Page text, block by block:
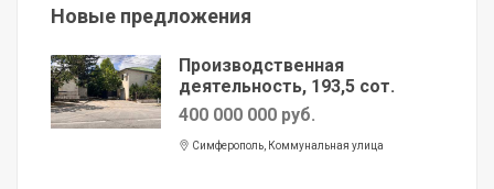
Новые предложения
Производственная
деятельность, 193,5 сот.
400 000 000 руб.
Симферополь, Коммунальная улица